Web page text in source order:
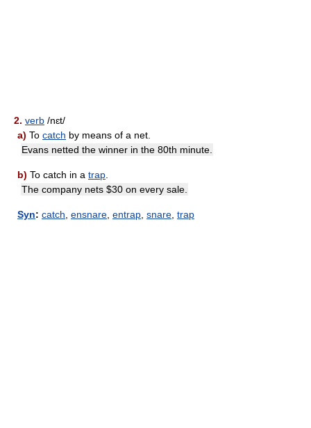
2. verb /nɛt/
a) To catch by means of a net.
Evans netted the winner in the 80th minute.
b) To catch in a trap
The company nets $30 on every sale.
Syn: catch ensnare entrap snare trap